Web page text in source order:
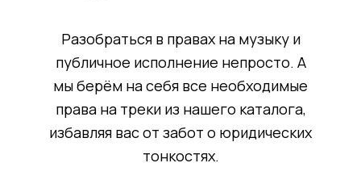
Разобраться в правах на музыку и
публичное исполнение непросто. А
мы берём на себя все необходимые
права на треки из нашего каталога,
избавляя вас от забот о юридических
тонкостях.